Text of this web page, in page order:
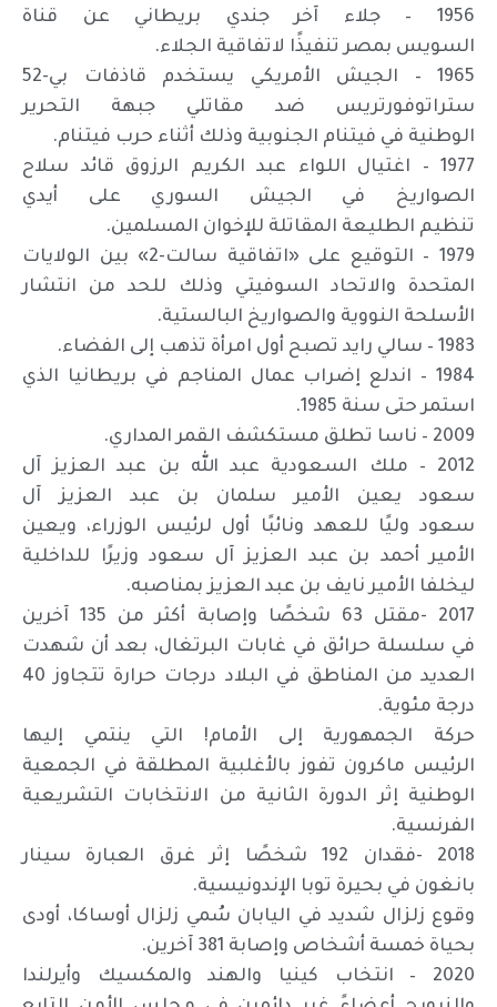
1956 – جلاء آخر جندي بريطاني عن قناة
السويس بمصر تنفيذًا لاتفاقية الجلاء.
1965 – الجيش الأمريكي يستخدم قاذفات بي-52
ستراتوفورتريس ضد مقاتلي جبهة التحرير
الوطنية في فيتنام الجنوبية وذلك أثناء حرب فيتنام.
1977 – اغتيال اللواء عبد الكريم الرزوق قائد سلاح
الصواريخ في الجيش السوري على أيدي
تنظيم الطليعة المقاتلة للإخوان المسلمين.
1979 – التوقيع على «اتفاقية سالت-2» بين الولايات
المتحدة والاتحاد السوفيتي وذلك للحد من انتشار
الأسلحة النووية والصواريخ البالستية.
1983 – سالي رايد تصبح أول امرأة تذهب إلى الفضاء.
1984 – اندلع إضراب عمال المناجم في بريطانيا الذي
استمر حتى سنة 1985.
2009 – ناسا تطلق مستكشف القمر المداري.
2012 – ملك السعودية عبد الله بن عبد العزيز آل
سعود يعين الأمير سلمان بن عبد العزيز آل
سعود وليًا للعهد ونائبًا أول لرئيس الوزراء، ويعين
الأمير أحمد بن عبد العزيز آل سعود وزيرًا للداخلية
ليخلفا الأمير نايف بن عبد العزيز بمناصبه.
2017 -مقتل 63 شخصًا وإصابة أكثر من 135 آخرين
في سلسلة حرائق في غابات البرتغال، بعد أن شهدت
العديد من المناطق في البلاد درجات حرارة تتجاوز 40
درجة مئوية.
حركة الجمهورية إلى الأمام! التي ينتمي إليها
الرئيس ماكرون تفوز بالأغلبية المطلقة في الجمعية
الوطنية إثر الدورة الثانية من الانتخابات التشريعية
الفرنسية.
2018 -فقدان 192 شخصًا إثر غرق العبارة سينار
بانغون في بحيرة توبا الإندونيسية.
وقوع زلزال شديد في اليابان سُمي زلزال أوساكا، أودى
بحياة خمسة أشخاص وإصابة 381 آخرين.
2020 – انتخاب كينيا والهند والمكسيك وأيرلندا